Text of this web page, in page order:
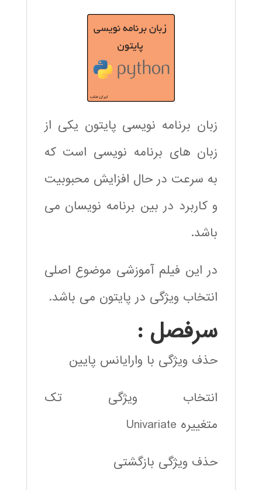
زبان برنامه نویسی پایتون یکی از
زبان های برنامه نویسی است که
به سرعت در حال افزایش محبوبیت
و کاربرد در بین برنامه نویسان می
باشد.
در این فیلم آموزشی موضوع اصلی
انتخاب ویژگی در پایتون می باشد.
سرفصل :
حذف ویژگی با وارایانس پایین
انتخاب ویژگی تک
متغییره Univariate
حذف ویژگی بازگشتی